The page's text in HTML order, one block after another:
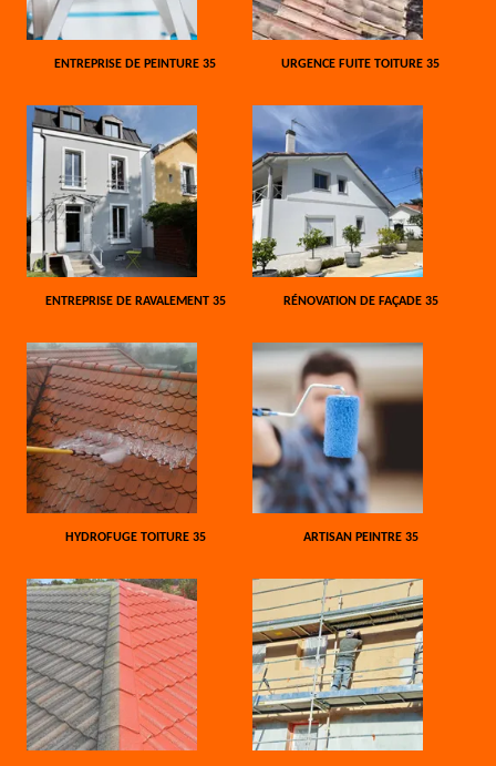
ENTREPRISE DE PEINTURE 35 URGENCE FUITE TOITURE 35
ENTREPRISE DE RAVALEMENT 35 RÉNOVATION DE FAÇADE 35
HYDROFUGE TOITURE 35 ARTISAN PEINTRE 35